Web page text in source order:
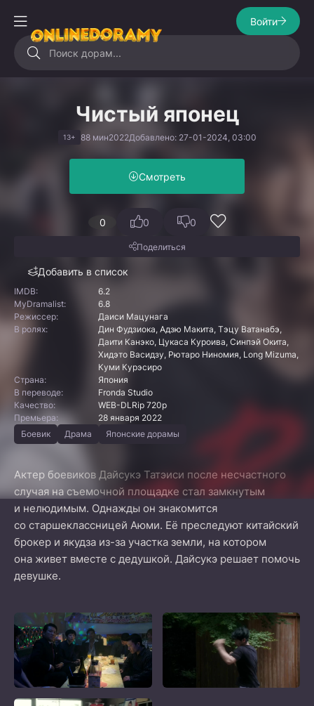
Войти
Чистый японец
13+ 88 мин2022Добавлено: 27-01-2024, 03:00
Смотреть
0
Добавить в список
0 0
Поделиться
IMDB:
6.2
MyDramalist:
6.8
Режиссер:
Даиси Мацунага
В ролях:
Дин Фудзиока, Адзю Макита, Тэцу Ватанабэ,
Даити Канэко, Цукаса Куроива, Синпэй Окита,
Хидэто Васидзу, Рютаро Ниномия, Long Mizuma,
Куми Курэсиро
Страна:
Япония
В переводе:
Fronda Studio
Качество:
WEB-DLRip 720p
Премьера:
28 января 2022
Боевик
Драма Японские дорамы
Актер боевиков Дайсукэ Татэиси после несчастного
случая на съемочной площадке стал замкнутым
и нелюдимым. Однажды он знакомится
со старшеклассницей Аюми. Её преследуют китайский
брокер и якудза из-за участка земли, на котором
она живет вместе с дедушкой. Дайсукэ решает помочь
девушке.